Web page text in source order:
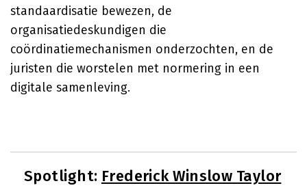
standaardisatie bewezen, de
organisatiedeskundigen die
coördinatiemechanismen onderzochten, en de
juristen die worstelen met normering in een
digitale samenleving.
Spotlight: Frederick Winslow Taylor